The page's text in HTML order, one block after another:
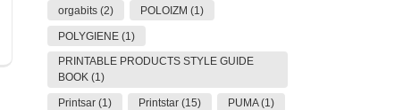
orgabits (2) POLOIZM (1)
POLYGIENE (1)
PRINTABLE PRODUCTS STYLE GUIDE
BOOK (1)
Printsar (1) Printstar (15) PUMA (1)